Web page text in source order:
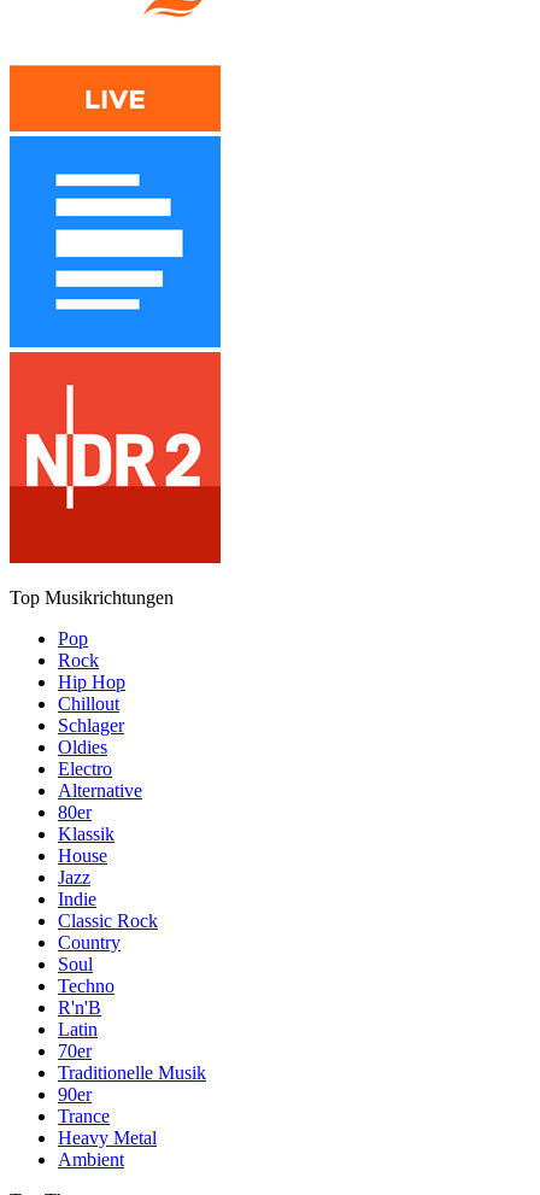
Top Musikrichtungen
Pop
Rock
Hip Hop
Chillout
Schlager
Oldies
Electro
Alternative
80er
Klassik
House
Jazz
Indie
Classic Rock
Country
Soul
Techno
R'n'B
Latin
70er
Traditionelle Musik
90er
Trance
Heavy Metal
Ambient